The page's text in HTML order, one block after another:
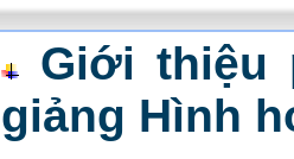
Giới thiệu
giảng Hình